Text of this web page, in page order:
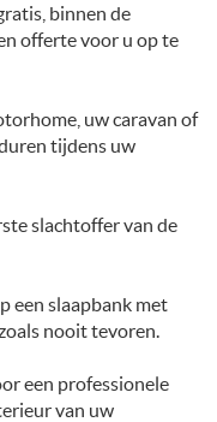
binnen de
offerte voor u op te
uw caravan of
tijdens uw
slachtoffer van de
een slaapbank met
nooit tevoren.
een professionele
van uw